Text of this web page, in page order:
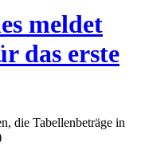
meldet
das erste
die Tabellenbeträge in